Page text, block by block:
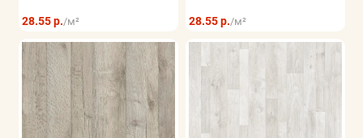
28.55 р./м² 28.55 р./м²